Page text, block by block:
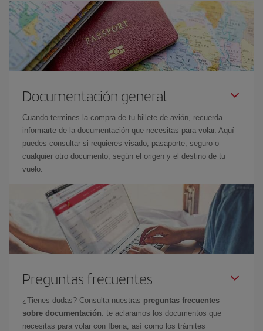
Documentación general
Cuando termines la compra de tu billete de avión, recuerda
informarte de la documentación que necesitas para volar. Aquí
puedes consultar si requieres visado, pasaporte, seguro o
cualquier otro documento, según el origen y el destino de tu
vuelo.
Preguntas frecuentes
¿Tienes dudas? Consulta nuestras preguntas frecuentes
sobre documentación: te aclaramos los documentos que
necesitas para volar con Iberia, así como los trámites